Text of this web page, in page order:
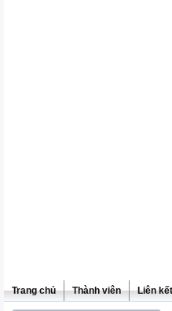
Trang chủ Thành viên Liên